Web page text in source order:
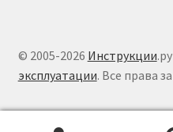
© 2005-2026 Инструкции
эксплуатации. Все права